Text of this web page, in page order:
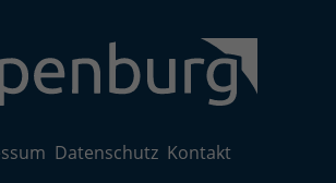
Datenschutz Kontakt